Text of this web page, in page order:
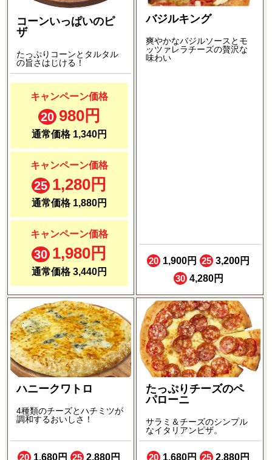
コーンいっぱいのピ
ザ
たっぷりコーンとタルタル
の旨さはじける！
キャンペーン価格
20 980円
通常価格 1,340円
キャンペーン価格
25 1,280円
通常価格 1,880円
キャンペーン価格
30 1,980円
通常価格 3,440円
バジルキング
爽やかなバジルソースとモ
ッツァレラチーズの贅沢な
味わい
20 1,900円 25 3,200円
304,280円
ハニークワトロ
4種類のチーズとハチミツが
調和するおいしさ！
20 1,680円 25 2,880円
たっぷりチーズのペ
パローニ
サラミ＆チーズのシンプル
なイタリアンピザ。
20 1,680円 25 2,880円